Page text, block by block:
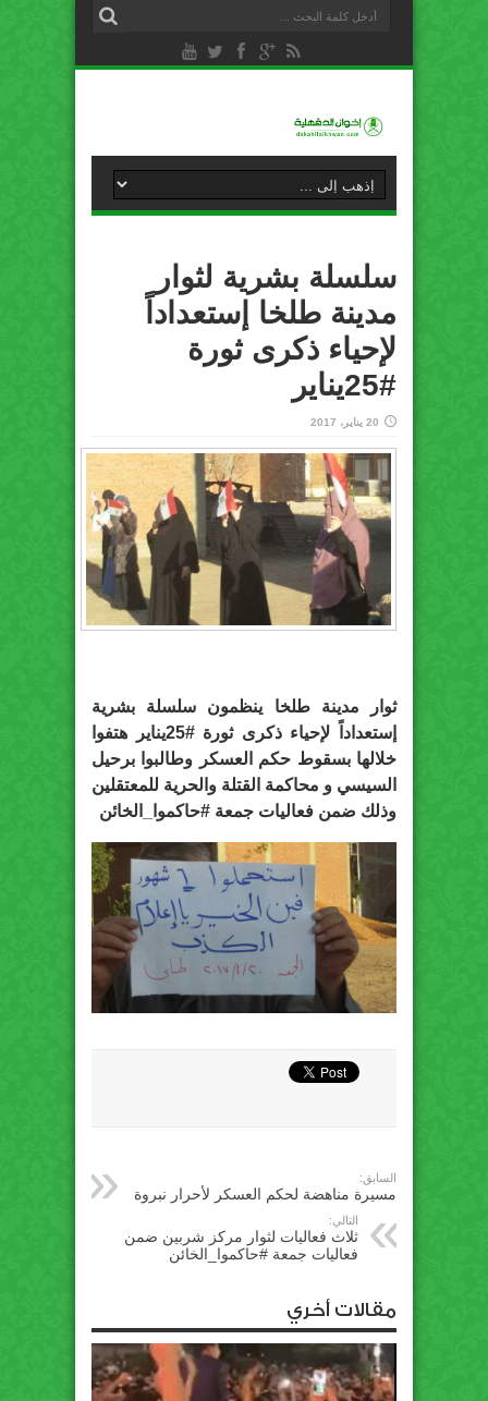
سلسلة بشرية لثوار
مدينة طلخا إستعداداً
لإحياء ذكرى ثورة
#25يناير
20 يناير، 2017
ثوار مدينة طلخا ينظمون سلسلة بشرية
إستعداداً لإحياء ذكرى ثورة #25يناير هتفوا
خلالها بسقوط حكم العسكر وطالبوا برحيل
السيسي و محاكمة القتلة والحرية للمعتقلين
وذلك ضمن فعاليات جمعة #حاكموا_الخائن
السابق:
مسيرة مناهضة لحكم العسكر ﻷحرار نبروة
التالي:
ثلاث فعاليات لثوار مركز شربين ضمن
فعاليات جمعة #حاكموا_الخائن
مقالات أخري